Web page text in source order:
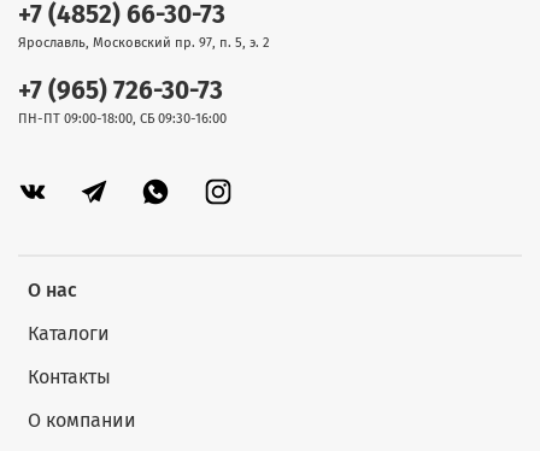
О нас
Каталоги
Контакты
О компании
+7 (4852) 66-30-73
Ярославль, Московский пр. 97, п. 5, э. 2
+7 (965) 726-30-73
ПН-ПТ 09:00-18:00, СБ 09:30-16:00